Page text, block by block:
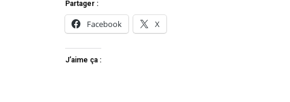
Partager :
Facebook X
J’aime ça :